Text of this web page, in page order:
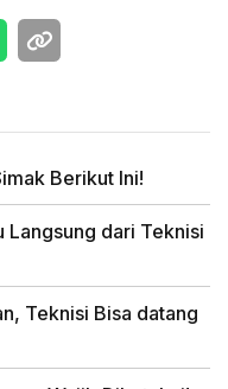
Berikut Ini!
Langsung dari Teknisi
Teknisi Bisa datang